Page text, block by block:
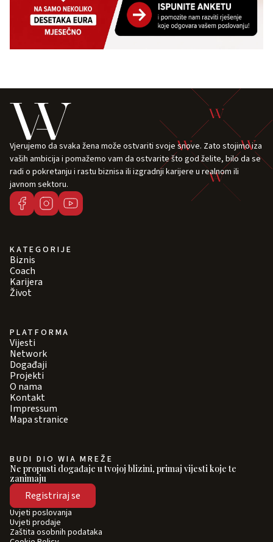
Vjerujemo da svaka žena može ostvariti svoje snove. Zato stojimo iza
vaših ambicija i pomažemo vam da ostvarite što god želite, bilo da se
radi o pokretanju i rastu biznisa ili izgradnji karijere u realnom ili
javnom sektoru.
KATEGORIJE
Biznis
Coach
Karijera
Život
PLATFORMA
Vijesti
Network
Događaji
Projekti
O nama
Kontakt
Impressum
Mapa stranice
BUDI DIO WIA MREŽE
Ne propusti događaje u tvojoj blizini, primaj vijesti koje te
zanimaju
Registriraj se
Uvjeti poslovanja
Uvjeti prodaje
Zaštita osobnih podataka